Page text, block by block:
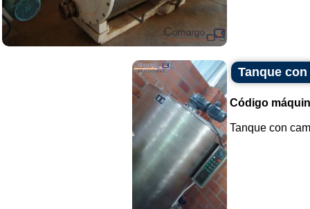
Tanque
Código
Tanque con